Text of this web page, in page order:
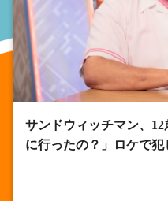
サンドウィッチマン、
に行ったの？」ロケで